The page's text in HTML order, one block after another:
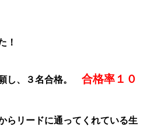
！
し、３名合格。 合格率１０
らリードに通ってくれている生